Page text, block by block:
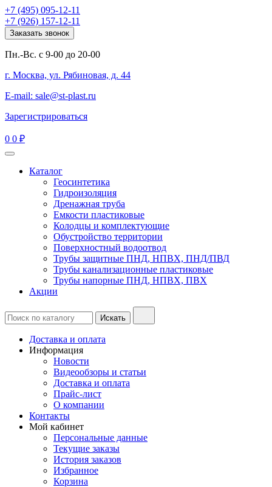
+7 (495) 095-12-11
+7 (926) 157-12-11
Заказать звонок
Пн.-Вс. с 9-00 до 20-00
г. Москва, ул. Рябиновая, д. 44
E-mail: sale@st-plast.ru
Зарегистрироваться
0 0 ₽
Каталог
Геосинтетика
Гидроизоляция
Дренажная труба
Емкости пластиковые
Колодцы и комплектующие
Обустройство территории
Поверхностный водоотвод
Трубы защитные ПНД, НПВХ, ПНД/ПВД
Трубы канализационные пластиковые
Трубы напорные ПНД, НПВХ, ПВХ
Акции
Доставка и оплата
Информация
Новости
Видеообзоры и статьи
Доставка и оплата
Прайс-лист
О компании
Контакты
Мой кабинет
Персональные данные
Текущие заказы
История заказов
Избранное
Корзина